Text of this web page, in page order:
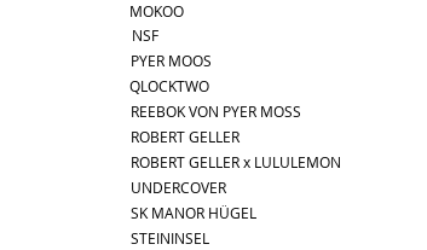
NSF
MOKOO
PYER MOOS
QLOCKTWO
REEBOK VON PYER MOSS
ROBERT GELLER
ROBERT GELLER x LULULEMON
UNDERCOVER
SK MANOR HÜGEL
STEININSEL